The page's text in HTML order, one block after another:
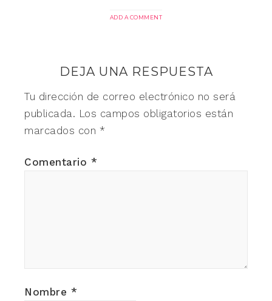
ADD A COMMENT
DEJA UNA RESPUESTA
Tu dirección de correo electrónico no será
publicada. Los campos obligatorios están
marcados con *
Comentario *
Nombre *